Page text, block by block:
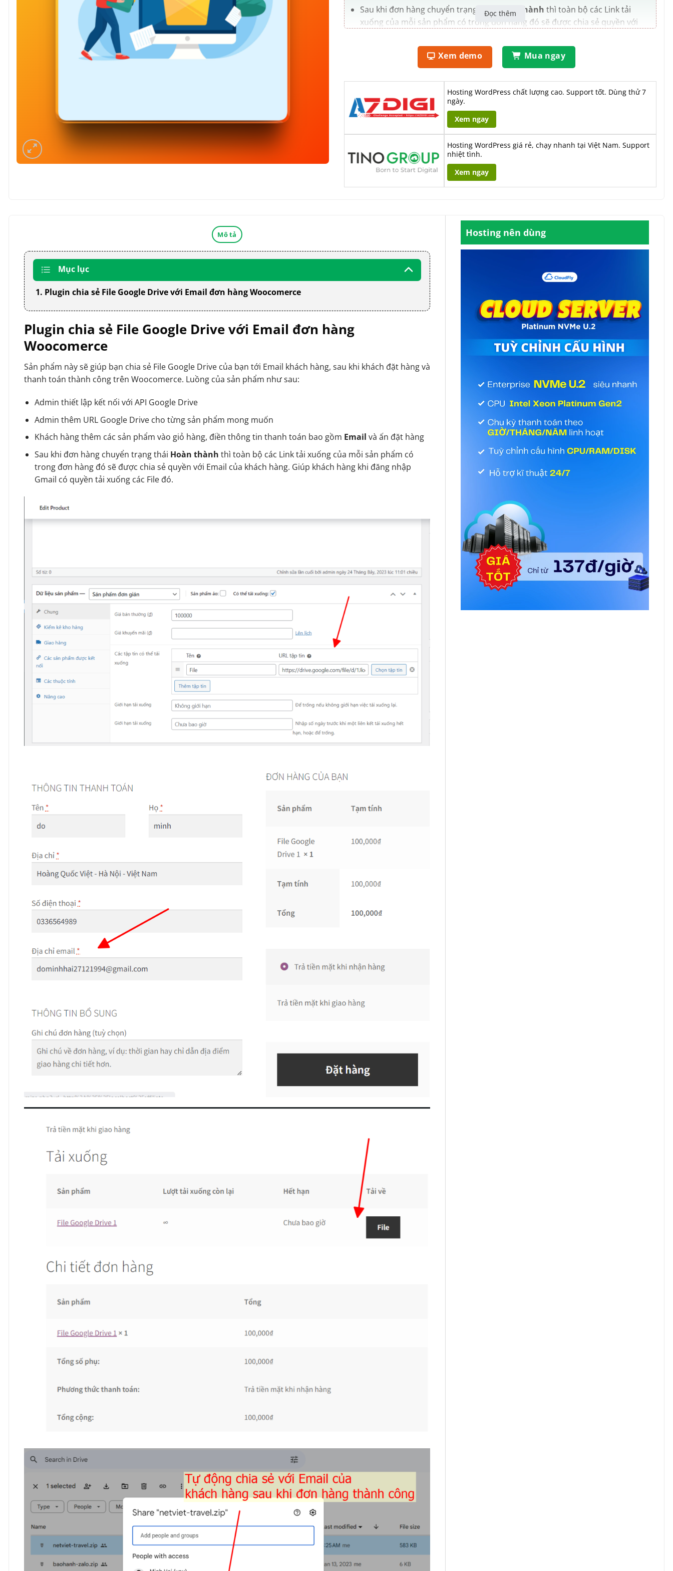
Sau khi đơn hàng chuyển trạng tháiHoàn thành thì toàn bộ các Link tải
xuống của mỗi sản phẩm có trong đơn hàng đó sẽ được chia sẻ quyền với
xuống các File đó.
Đọc thêm
Xem demo Mua ngay
Hosting WordPress chất lượng cao. Support tốt. Dùng thử 7
ngày.
Xem ngay
Hosting WordPress giá rẻ, chạy nhanh tại Việt Nam. Support
nhiệt tình.
Xem ngay
Mô tả
Mục lục
1. Plugin chia sẻ File Google Drive với Email đơn hàng Woocomerce
Plugin chia sẻ File Google Drive với Email đơn hàng
Woocomerce
Sản phẩm này sẽ giúp bạn chia sẻ File Google Drive của bạn tới Email khách hàng, sau khi khách đặt hàng và
thanh toán thành công trên Woocomerce. Luồng của sản phẩm như sau:
Admin thiết lập kết nối với API Google Drive
Admin thêm URL Google Drive cho từng sản phẩm mong muốn
Khách hàng thêm các sản phẩm vào giỏ hàng, điền thông tin thanh toán bao gồm Email và ấn đặt hàng
Sau khi đơn hàng chuyển trạng thái Hoàn thành thì toàn bộ các Link tải xuống của mỗi sản phẩm có
trong đơn hàng đó sẽ được chia sẻ quyền với Email của khách hàng. Giúp khách hàng khi đăng nhập
Gmail có quyền tải xuống các File đó.
Hosting nên dùng